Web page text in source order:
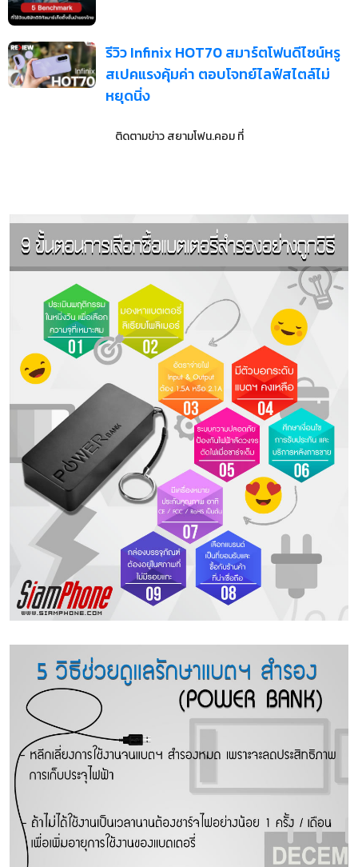
รีวิว Infinix HOT70 สมาร์ตโฟนดีไซน์หรู
สเปคแรงคุ้มค่า ตอบโจทย์ไลฟ์สไตล์ไม่
หยุดนิ่ง
ติดตามข่าวสยามโฟน.คอมที่